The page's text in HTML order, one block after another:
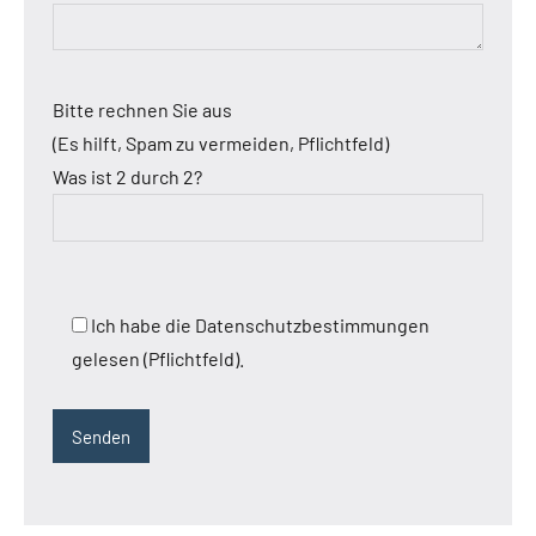
Bitte rechnen Sie aus
(Es hilft, Spam zu vermeiden, Pflichtfeld)
Was ist 2 durch 2?
Ich habe die Datenschutzbestimmungen
gelesen (Pflichtfeld).